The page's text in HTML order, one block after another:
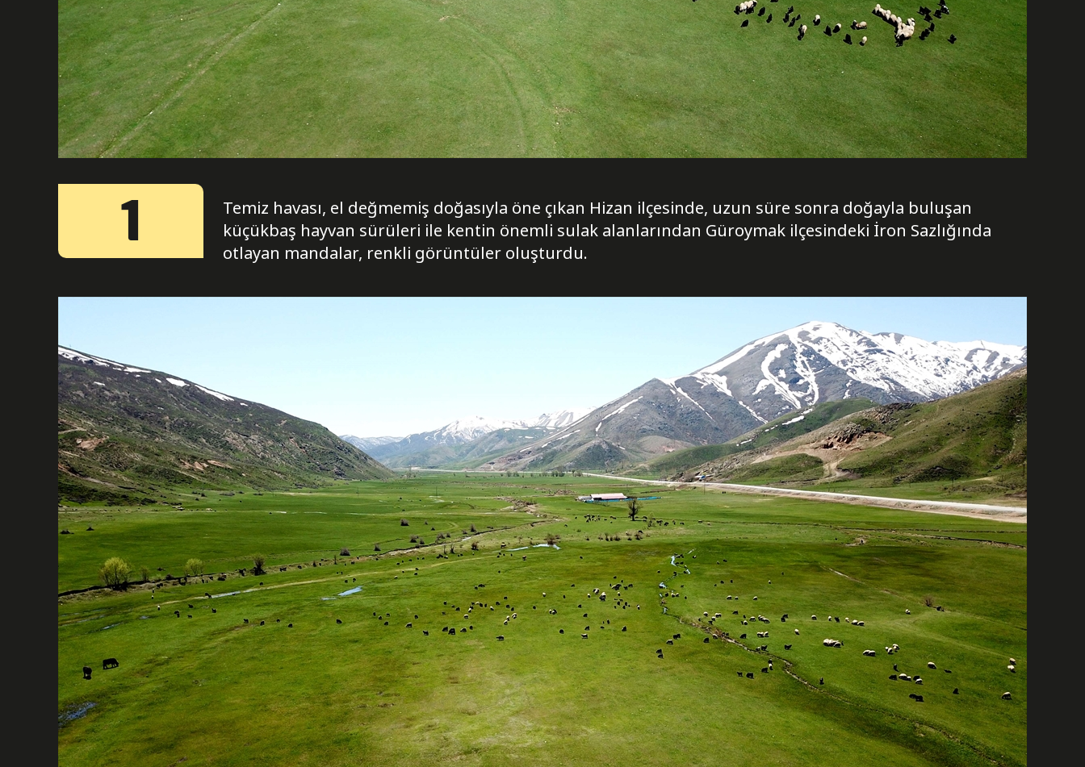
1
Temiz havası, el değmemiş doğasıyla öne çıkan Hizan ilçesinde, uzun süre sonra doğayla buluşan
küçükbaş hayvan sürüleri ile kentin önemli sulak alanlarından Güroymak ilçesindeki İron Sazlığında
otlayan mandalar, renkli görüntüler oluşturdu.